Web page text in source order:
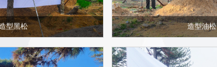
型黑松 造型油松